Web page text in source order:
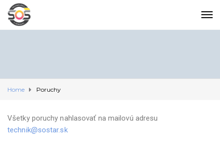
Home Poruchy
Všetky poruchy nahlasovať na mailovú adresu
technik@sostar.sk